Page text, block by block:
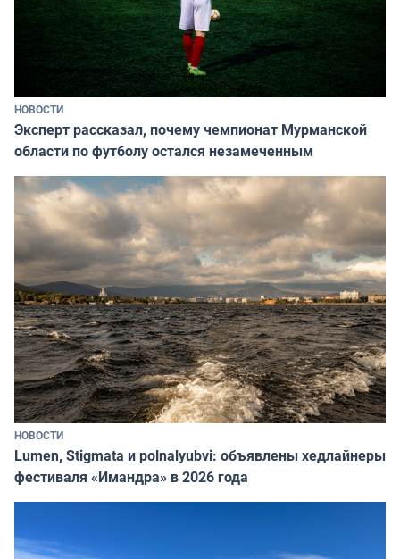
НОВОСТИ
Эксперт рассказал, почему чемпионат Мурманской
области по футболу остался незамеченным
НОВОСТИ
Lumen, Stigmata и polnalyubvi: объявлены хедлайнеры
фестиваля «Имандра» в 2026 года